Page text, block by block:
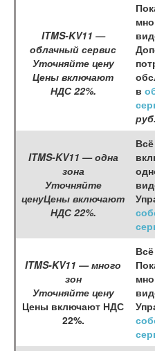
ITMS-KV11 —
облачный сервис
Уточняйте цену
Цены включают
НДС 22%.
в
ITMS-KV11 — одна
зона
Уточняйте
ценуЦены включают
НДС 22%.
Всё
ITMS-KV11 — много
зон
Уточняйте цену
Цены включают НДС
22%.